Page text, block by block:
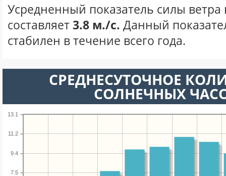
Усредненный показатель силы ветра
составляет3.8 м./с. Данный
стабилен в течение всего года.
СРЕДНЕСУТОЧНОЕ
СОЛНЕЧНЫХ
7.5
9.4
11.2
13.1